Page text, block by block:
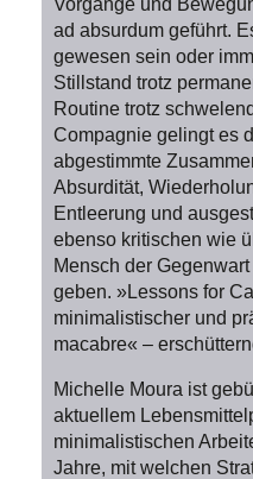
Vorgänge und
ad absurdum geführt.
gewesen sein oder
Stillstand trotz
Routine trotz
Compagnie gelingt es
abgestimmte
Absurdität,
Entleerung und
ebenso kritischen wie
Mensch der
geben. »Lessons for
minimalistischer und
macabre« –
Michelle Moura ist
aktuellem
minimalistischen
Jahre, mit welchen